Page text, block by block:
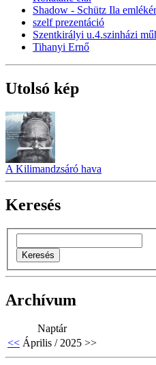
Shadow - Schütz Ila
szelf prezentáció
Szentkirályi u.4.szinházi
Tihanyi Ernő
Utolsó kép
A Kilimandzsáró hava
Keresés
Archívum
Naptár
<< Április / 2025 >>